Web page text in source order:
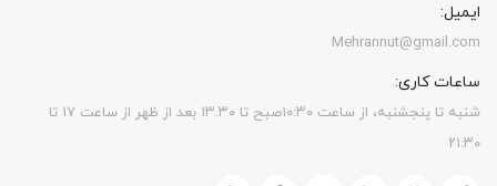
ایمیل:
Mehrannut@gmail.com
ساعات کاری:
شنبه تا پنجشنبه، از ساعت ۱۰:۳۰صبح تا ۱۳.۳۰ بعد از ظهر از ساعت ۱۷ تا
۲۱:۳۰